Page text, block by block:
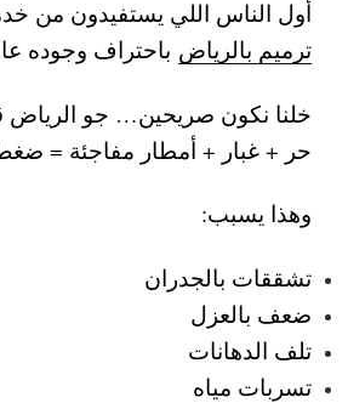
أول الناس اللي يستفيدون من
ترميم بالرياض باحتراف وجوده
خلنا نكون صريحين… جو الرياض
حر + غبار + أمطار مفاجئة =
وهذا يسبب:
تشققات بالجدران
ضعف بالعزل
تلف الدهانات
تسربات مياه